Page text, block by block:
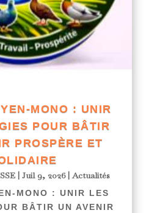
MONO : UNIR
POUR BÂTIR
PROSPÈRE ET
|Juil 9, 2026| Actualités
MONO : UNIR LES
BÂTIR UN AVENIR